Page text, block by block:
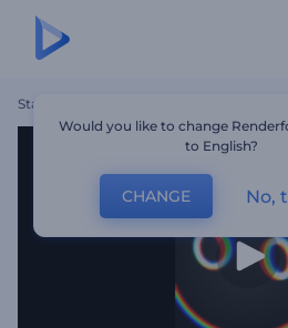
Startseite
Would you like to change
to English?
CHANGE No,